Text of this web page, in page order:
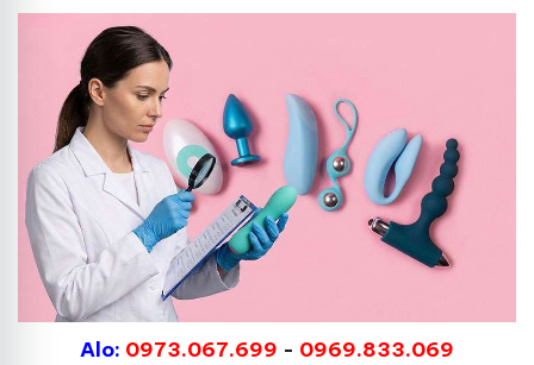
Alo: 0973.067.699 - 0969.833.069